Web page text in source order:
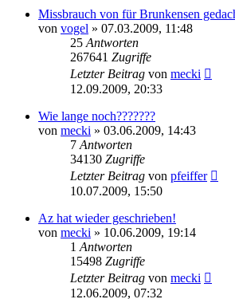
Missbrauch von für Brunkensen
von vogel » 07.03.2009, 11:48
25 Antworten
267641 Zugriffe
Letzter Beitrag von mecki
12.09.2009, 20:33
Wie lange noch???????
von mecki » 03.06.2009, 14:43
7 Antworten
34130 Zugriffe
Letzter Beitrag von pfeiffer
10.07.2009, 15:50
Az hat wieder geschrieben!
von mecki » 10.06.2009, 19:14
1 Antworten
15498 Zugriffe
Letzter Beitrag von mecki
12.06.2009, 07:32